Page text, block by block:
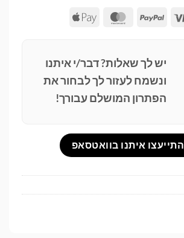
Visa
PayPal
MasterCard
Apple
יש לך שאלות? דבר/י איתנו
ונשמח לעזור לך לבחור את
הפתרון המושלם עבורך!
התייעצו איתנו בוואטסאפ